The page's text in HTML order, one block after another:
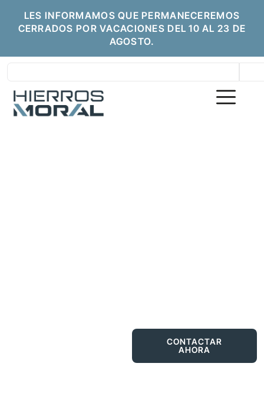
LES INFORMAMOS QUE PERMANECEREMOS
CERRADOS POR VACACIONES DEL 10 AL 23 DE
AGOSTO.
CONTACTAR
AHORA